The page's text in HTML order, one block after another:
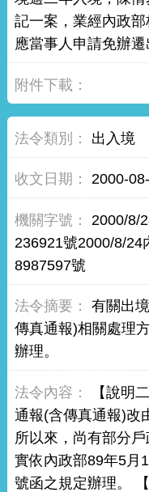
記一案，業經內政
應當事人申請免辦遷
出入境
2000-
2000/8/
236921號2000/8/24
8987597號
有關出
傳真通報)相關處理
辦理。
【說明
通報(含傳真通報)改
所以來，尚有部分
實依內政部89年5月
號函之規定辦理。